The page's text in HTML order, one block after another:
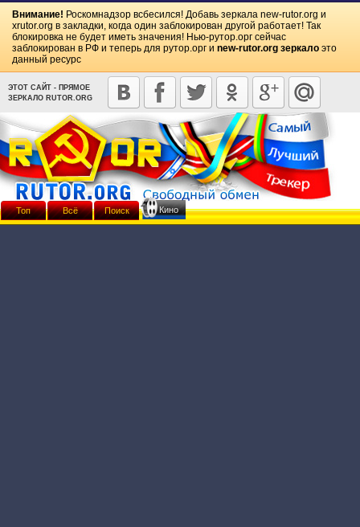
Внимание! Роскомнадзор всбесился! Добавь зеркала new-rutor.org и
xrutor.org в закладки, когда один заблокирован другой работает! Так
блокировка не будет иметь значения! Нью-рутор.орг сейчас
заблокирован в РФ и теперь для рутор.орг и new-rutor.org зеркало это
данный ресурс
ЭТОТ САЙТ - ПРЯМОЕ
ЗЕРКАЛО RUTOR.ORG